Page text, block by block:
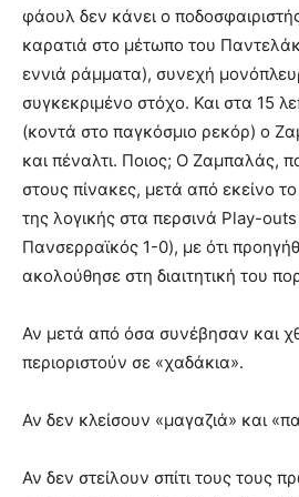
φάουλ δεν κάνει ο
καρατιά στο μέτωπο του
εννιά ράμματα), συνεχή
συγκεκριμένο στόχο. Και στα 15
(κοντά στο παγκόσμιο ρεκόρ) ο
και πέναλτι. Ποιος; Ο Ζαμπαλάς,
στους πίνακες, μετά από εκείνο
της λογικής στα περσινά Play-
Πανσερραϊκός 1-0), με ότι
ακολούθησε στη διαιτητική του
Αν μετά από όσα συνέβησαν και
περιοριστούν σε «χαδάκια».
Αν δεν κλείσουν «μαγαζιά» και
Αν δεν στείλουν σπίτι τους τους